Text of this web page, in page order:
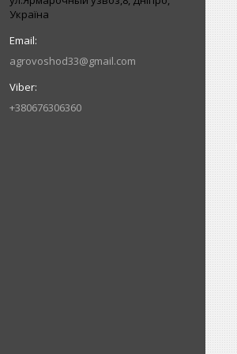
Україна
agrovoshod33@gmail.com
+380676306360